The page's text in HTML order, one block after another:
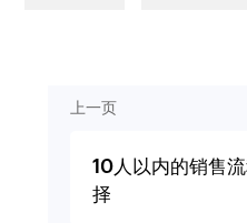
上一页
10人以内的销售
择